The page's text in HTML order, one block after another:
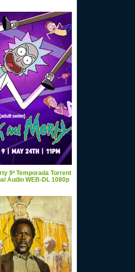
9ª Temporada Torrent
Áudio WEB-DL 1080p